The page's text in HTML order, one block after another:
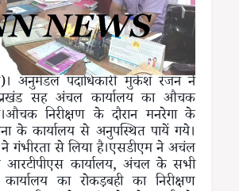
अनुमंडल पदाधिकारी मुकेश रंजन ने
सह अंचल कार्यालय का औचक
निरीक्षण के दौरान मनरेगा के
के कार्यालय से अनुपस्थित पायें गये।
गंभीरता से लिया है।एसडीएम ने अचंल
आरटीपीएस कार्यालय, अंचल के सभी
का रोकड़बही का निरीक्षण